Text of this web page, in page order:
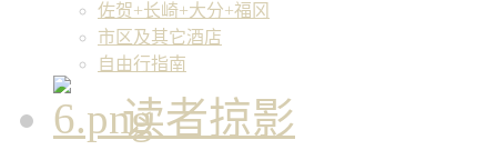
佐贺+长崎+大分+福冈
市区及其它酒店
自由行指南
读者掠影